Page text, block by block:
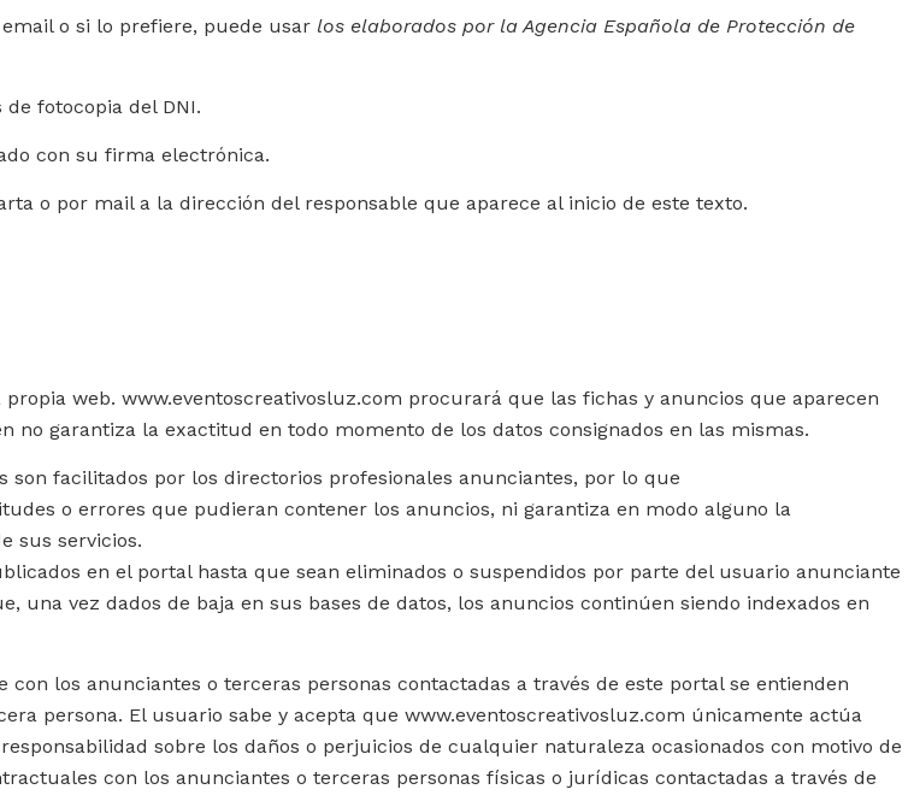
o si lo prefiere, puede usar los elaborados por la Agencia Española de Protección de
fotocopia del DNI.
con su firma electrónica.
o por mail a la dirección del responsable que aparece al inicio de este texto.
web. www.eventoscreativosluz.com procurará que las fichas y anuncios que aparecen
no garantiza la exactitud en todo momento de los datos consignados en las mismas.
facilitados por los directorios profesionales anunciantes, por lo que
o errores que pudieran contener los anuncios, ni garantiza en modo alguno la
sus servicios.
en el portal hasta que sean eliminados o suspendidos por parte del usuario anunciante
vez dados de baja en sus bases de datos, los anuncios continúen siendo indexados en
los anunciantes o terceras personas contactadas a través de este portal se entienden
persona. El usuario sabe y acepta que www.eventoscreativosluz.com únicamente actúa
sobre los daños o perjuicios de cualquier naturaleza ocasionados con motivo de
con los anunciantes o terceras personas físicas o jurídicas contactadas a través de